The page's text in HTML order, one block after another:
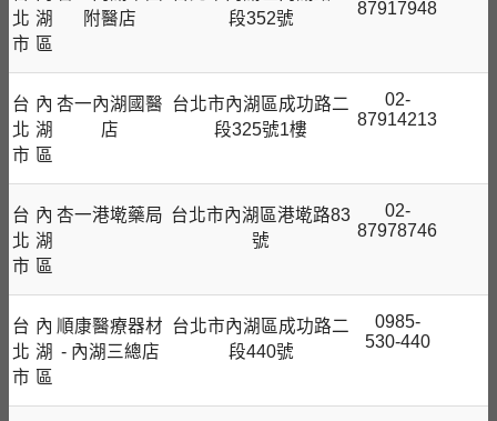
北
市
湖
區
附醫店
段352號
87917948
台
北
市
內
湖
區
杏一內湖國醫
店
台北市內湖區成功路二
段325號1樓
02-
87914213
台
北
市
內
湖
區
杏一港墘藥局 台北市內湖區港墘路83
號
02-
87978746
台
北
市
內
湖
區
順康醫療器材
- 內湖三總店
台北市內湖區成功路二
段440號
0985-
530-440